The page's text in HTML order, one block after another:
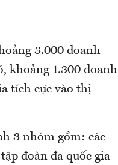
3.000 doanh
khoảng 1.300 doanh
tích cực vào thị
3 nhóm gồm: các
đoàn đa quốc gia